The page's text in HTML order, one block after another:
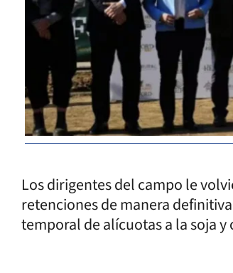
Los dirigentes del campo le
retenciones de manera
temporal de alícuotas a la soja